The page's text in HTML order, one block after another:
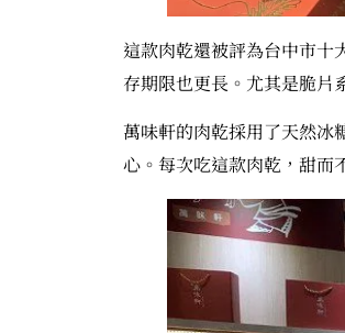
這款肉乾還被評為台中市十
存期限也更長。尤其是脆片
萬味軒的肉乾採用了天然冰
心。每次吃這款肉乾，甜而